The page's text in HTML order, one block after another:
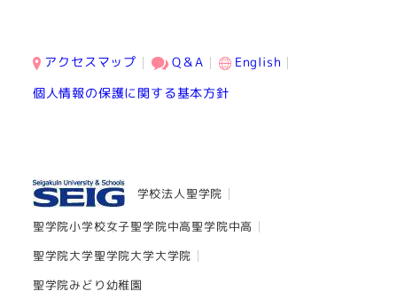
アクセスマップ Q＆A
English
個人情報の保護に関する基本方針
学校法人聖学院
聖学院小学校女子聖学院中高聖学院中高
聖学院大学聖学院大学大学院
聖学院みどり幼稚園